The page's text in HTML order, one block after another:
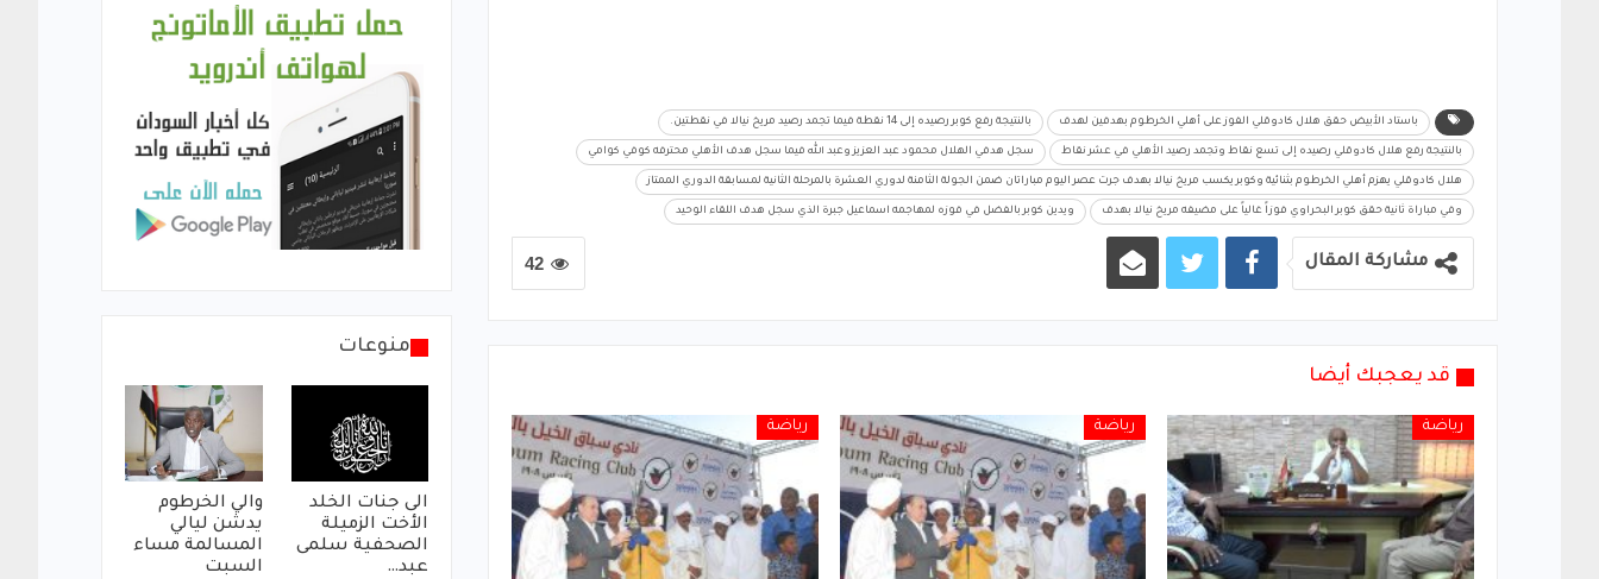
باستاد الأبيض حقق هلال كادوقلي الفوز على أهلي الخرطوم بهدفين لهدف بالنتيجة رفع كوبر رصيده إلى 14 نقطة فيما تجمد رصيد مريخ نيالا في نقطتين.
بالنتيجة رفع هلال كادوقلي رصيده إلى تسع نقاط وتجمد رصيد الأهلي في عشر نقاط سجل هدفي الهلال محمود عبد العزيز وعبد الله فيما سجل هدف الأهلي محترفه كوفي كوامي
هلال كادوقلي يهزم أهلي الخرطوم بثنائية وكوبر يكسب مريخ نيالا بهدف جرت عصر اليوم مباراتان ضمن الجولة الثامنة لدوري العشرة بالمرحلة الثانية لمسابقة الدوري الممتاز
وفي مباراة ثانية حقق كوبر البحراوي فوزاً غالياً على مضيفه مريخ نيالا بهدف ويدين كوبر بالفضل في فوزه لمهاجمه اسماعيل جبرة الذي سجل هدف اللقاء الوحيد
42 مشاركة المقال
قد يعجبك أيضا
رياضة رياضة رياضة
منوعات
الى جنات الخلد
الأخت الزميلة
الصحفية سلمى
عبد…
والي الخرطوم
يدشن ليالي
المسالمة مساء
السبت